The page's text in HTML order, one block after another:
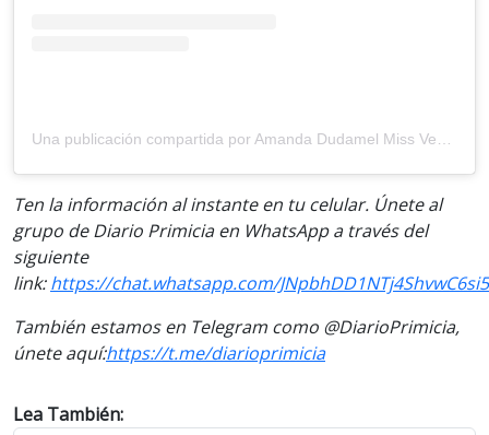
Ten la información al instante en tu celular. Únete al
grupo de Diario Primicia en WhatsApp a través del
siguiente
link:https://chat.whatsapp.com/
También estamos en Telegram como @DiarioPrimicia,
únete aquí:https://t.me/diarioprimicia
Lea También: